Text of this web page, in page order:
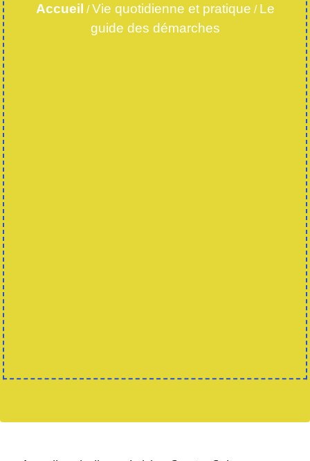
Accueil /Vie quotidienne et pratique / Le
guide des démarches